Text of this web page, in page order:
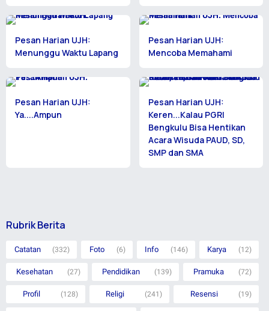
Pesan Harian UJH:
Menunggu Waktu Lapang
Pesan Harian UJH:
Mencoba Memahami
Pesan Harian UJH:
Ya....Ampun
Pesan Harian UJH:
Keren...Kalau PGRI
Bengkulu Bisa Hentikan
Acara Wisuda PAUD, SD,
SMP dan SMA
Rubrik Berita
Catatan (332) Foto (6) Info (146) Karya (12)
Kesehatan (27) Pendidikan (139) Pramuka (72)
Profil (128) Religi (241) Resensi (19)